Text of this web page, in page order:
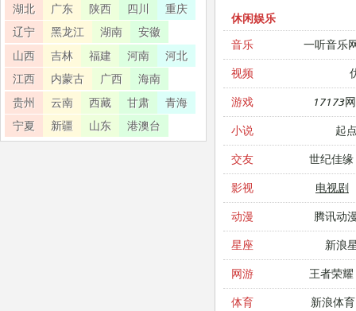
休闲娱乐
音乐
一听音乐
视频
游戏 17173
小说 起
交友 世纪佳缘
影视 电视剧
动漫 腾讯动
星座 新浪
网游 王者荣耀
体育 新浪体育
湖北
广东 陕西 四川
重庆
辽宁
黑龙江 湖南
安徽
山西
吉林 福建 河南
河北
江西
内蒙古 广西
海南
贵州
云南 西藏 甘肃
青海
宁夏
新疆 山东 港澳台